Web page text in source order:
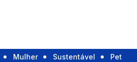
Mulher Sustentável Pet